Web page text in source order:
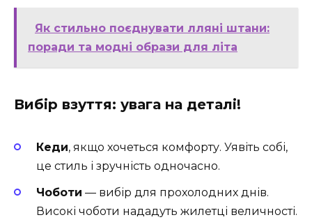
Як стильно поєднувати лляні штани:
поради та модні образи для літа
Вибір взуття: увага на деталі!
Кеди, якщо хочеться комфорту. Уявіть собі,
це стиль і зручність одночасно.
Чоботи — вибір для прохолодних днів.
Високі чоботи нададуть жилетці величності.